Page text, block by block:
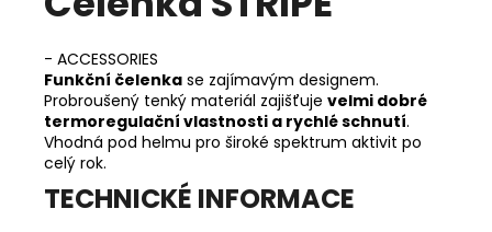
- ACCESSORIES
Funkční čelenka se zajímavým designem.
Probroušený tenký materiál zajišťuje velmi dobré
termoregulační vlastnosti a rychlé schnutí.
Vhodná pod helmu pro široké spektrum aktivit po
celý rok.
TECHNICKÉ INFORMACE